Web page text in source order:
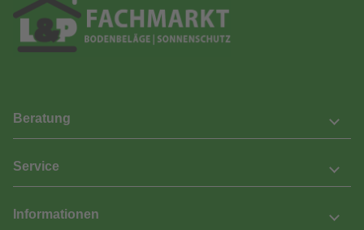
Beratung
Service
Informationen